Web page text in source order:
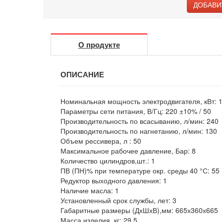
О продукте
ОПИСАНИЕ
Номинальная мощность электродвигателя, кВт:
Параметры сети питания, В/Гц: 220 ±10% / 50
Производительность по всасыванию, л/мин: 240
Производительность по нагнетанию, л/мин: 130
Объем рессивера, л : 50
Максимальное рабочее давление, Бар: 8
Количество цилиндров,шт.: 1
ПВ (ПН)% при температуре окр. среды 40 °С: 55
Редуктор выходного давления: 1
Наличие масла: 1
Установленный срок службы, лет: 3
Габаритные размеры (ДхШхВ),мм: 665х360х665
Масса изделия, кг: 29,5